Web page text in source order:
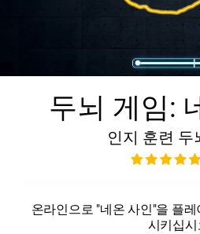
두뇌 게임:
인지 훈련 두
온라인으로 "네온 사인"을 플
시키십시